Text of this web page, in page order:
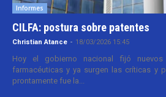
Informes
CILFA: postura sobre patentes
Christian Atance - 18/03/2026 15:45
Hoy el gobierno nacional fijó
farmacéuticas y ya surgen las críticas y
prontamente fue la...